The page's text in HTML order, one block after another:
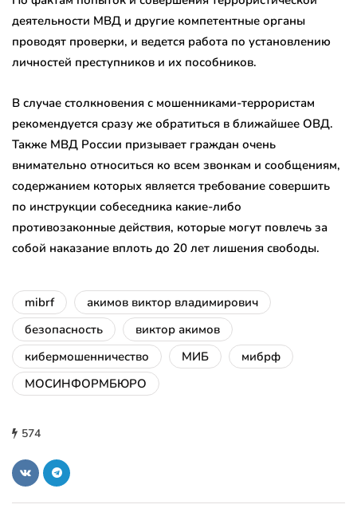
деятельности МВД и другие компетентные органы
проводят проверки, и ведется работа по установлению
личностей преступников и их пособников.
В случае столкновения с мошенниками-террористам
рекомендуется сразу же обратиться в ближайшее ОВД.
Также МВД России призывает граждан очень
внимательно относиться ко всем звонкам и сообщениям,
содержанием которых является требование совершить
по инструкции собеседника какие-либо
противозаконные действия, которые могут повлечь за
собой наказание вплоть до 20 лет лишения свободы.
mibrf
акимов виктор владимирович
безопасность
виктор акимов
кибермошенничество
МИБ
мибрф
МОСИНФОРМБЮРО
574